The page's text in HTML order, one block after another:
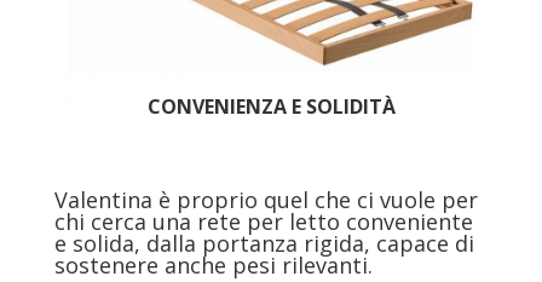
CONVENIENZA E SOLIDITÀ
Valentina è proprio quel che ci vuole per
chi cerca una rete per letto conveniente
e solida, dalla portanza rigida, capace di
sostenere anche pesi rilevanti.